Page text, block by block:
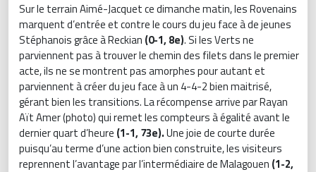
Sur le terrain Aimé-Jacquet ce dimanche matin, les Rovenains
marquent d’entrée et contre le cours du jeu face à de jeunes
Stéphanois grâce à Reckian (0-1, 8e). Si les Verts ne
parviennent pas à trouver le chemin des filets dans le premier
acte, ils ne se montrent pas amorphes pour autant et
parviennent à créer du jeu face à un 4-4-2 bien maitrisé,
gérant bien les transitions. La récompense arrive par Rayan
Aït Amer (photo) qui remet les compteurs à égalité avant le
dernier quart d’heure (1-1, 73e).Une joie de courte durée
puisqu’au terme d’une action bien construite, les visiteurs
reprennent l’avantage par l’intermédiaire de Malagouen (1-2,